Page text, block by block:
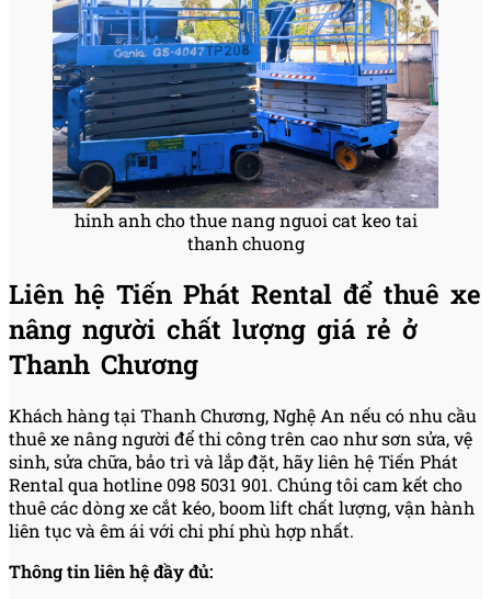
hinh anh cho thue nang nguoi cat keo tai
thanh chuong
Liên hệ Tiến Phát Rental để thuê xe
nâng người chất lượng giá rẻ ở
Thanh Chương
Khách hàng tại Thanh Chương, Nghệ An nếu có nhu cầu
thuê xe nâng người để thi công trên cao như sơn sửa, vệ
sinh, sửa chữa, bảo trì và lắp đặt, hãy liên hệ Tiến Phát
Rental qua hotline 098 5031 901. Chúng tôi cam kết cho
thuê các dòng xe cắt kéo, boom lift chất lượng, vận hành
liên tục và êm ái với chi phí phù hợp nhất.
Thông tin liên hệ đầy đủ: